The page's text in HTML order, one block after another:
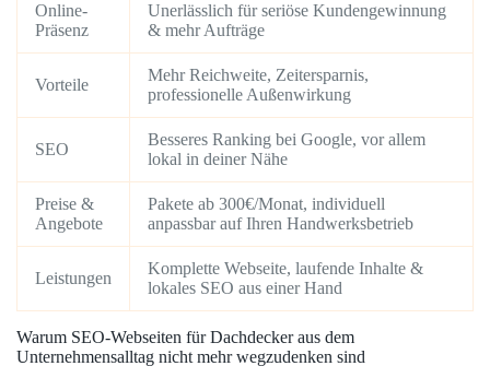
Online-
Präsenz
Unerlässlich für seriöse Kundengewinnung
& mehr Aufträge
Vorteile
Mehr Reichweite, Zeitersparnis,
professionelle Außenwirkung
SEO
Besseres Ranking bei Google, vor allem
lokal in deiner Nähe
Preise &
Angebote
Pakete ab 300€/Monat, individuell
anpassbar auf Ihren Handwerksbetrieb
Leistungen
Komplette Webseite, laufende Inhalte &
lokales SEO aus einer Hand
Warum SEO-Webseiten für Dachdecker aus dem
Unternehmensalltag nicht mehr wegzudenken sind